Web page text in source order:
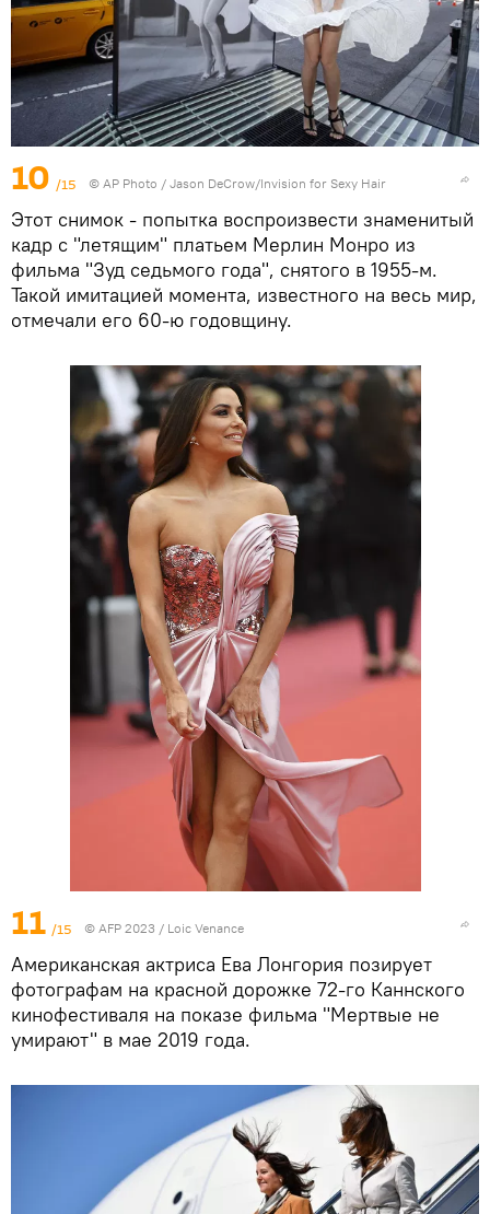
10 /15 © AP Photo / Jason DeCrow/Invision for Sexy Hair
Этот снимок - попытка воспроизвести знаменитый
кадр с "летящим" платьем Мерлин Монро из
фильма "Зуд седьмого года", снятого в 1955-м.
Такой имитацией момента, известного на весь мир,
отмечали его 60-ю годовщину.
11 /15 © AFP 2023 / Loic Venance
Американская актриса Ева Лонгория позирует
фотографам на красной дорожке 72-го Каннского
кинофестиваля на показе фильма "Мертвые не
умирают" в мае 2019 года.